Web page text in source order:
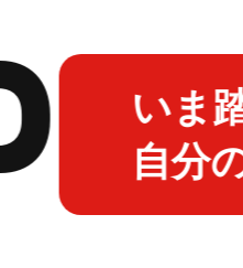
いま踏
自分の